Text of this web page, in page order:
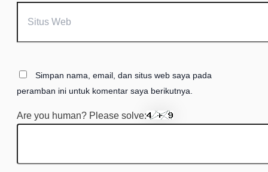
Simpan nama, email, dan situs web saya pada
peramban ini untuk komentar saya berikutnya.
Are you human? Please solve: